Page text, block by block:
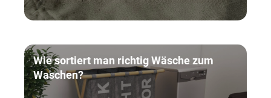
Wie sortiert man richtig Wäsche zum
Waschen?